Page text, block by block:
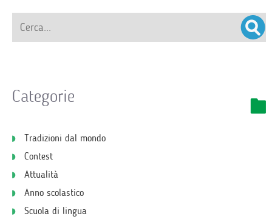
Categorie
Tradizioni dal mondo
Contest
Attualità
Anno scolastico
Scuola di lingua